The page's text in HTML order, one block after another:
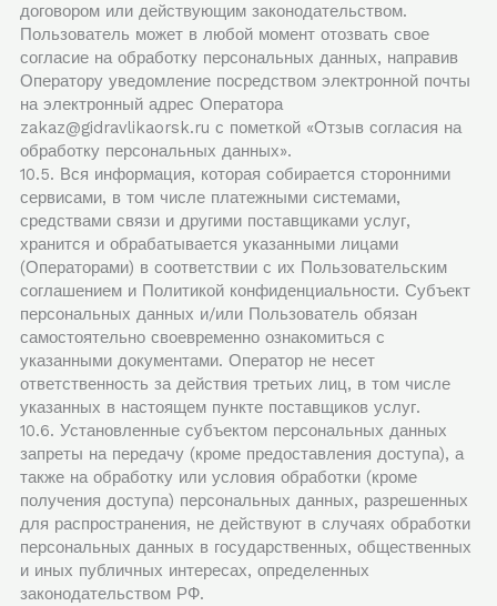
договором или действующим законодательством.
Пользователь может в любой момент отозвать свое
согласие на обработку персональных данных, направив
Оператору уведомление посредством электронной почты
на электронный адрес Оператора
zakaz@gidravlikaorsk.ru с пометкой «Отзыв согласия на
обработку персональных данных».
10.5. Вся информация, которая собирается сторонними
сервисами, в том числе платежными системами,
средствами связи и другими поставщиками услуг,
хранится и обрабатывается указанными лицами
(Операторами) в соответствии с их Пользовательским
соглашением и Политикой конфиденциальности. Субъект
персональных данных и/или Пользователь обязан
самостоятельно своевременно ознакомиться с
указанными документами. Оператор не несет
ответственность за действия третьих лиц, в том числе
указанных в настоящем пункте поставщиков услуг.
10.6. Установленные субъектом персональных данных
запреты на передачу (кроме предоставления доступа), а
также на обработку или условия обработки (кроме
получения доступа) персональных данных, разрешенных
для распространения, не действуют в случаях обработки
персональных данных в государственных, общественных
и иных публичных интересах, определенных
законодательством РФ.